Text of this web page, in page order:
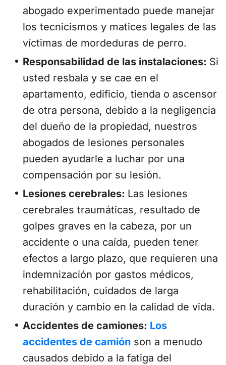
abogado experimentado puede manejar
los tecnicismos y matices legales de las
víctimas de mordeduras de perro.
Responsabilidad de las instalaciones: Si
usted resbala y se cae en el
apartamento, edificio, tienda o ascensor
de otra persona, debido a la negligencia
del dueño de la propiedad, nuestros
abogados de lesiones personales
pueden ayudarle a luchar por una
compensación por su lesión.
Lesiones cerebrales: Las lesiones
cerebrales traumáticas, resultado de
golpes graves en la cabeza, por un
accidente o una caída, pueden tener
efectos a largo plazo, que requieren una
indemnización por gastos médicos,
rehabilitación, cuidados de larga
duración y cambio en la calidad de vida.
Accidentes de camiones: Los
accidentes de camión son a menudo
causados debido a la fatiga del